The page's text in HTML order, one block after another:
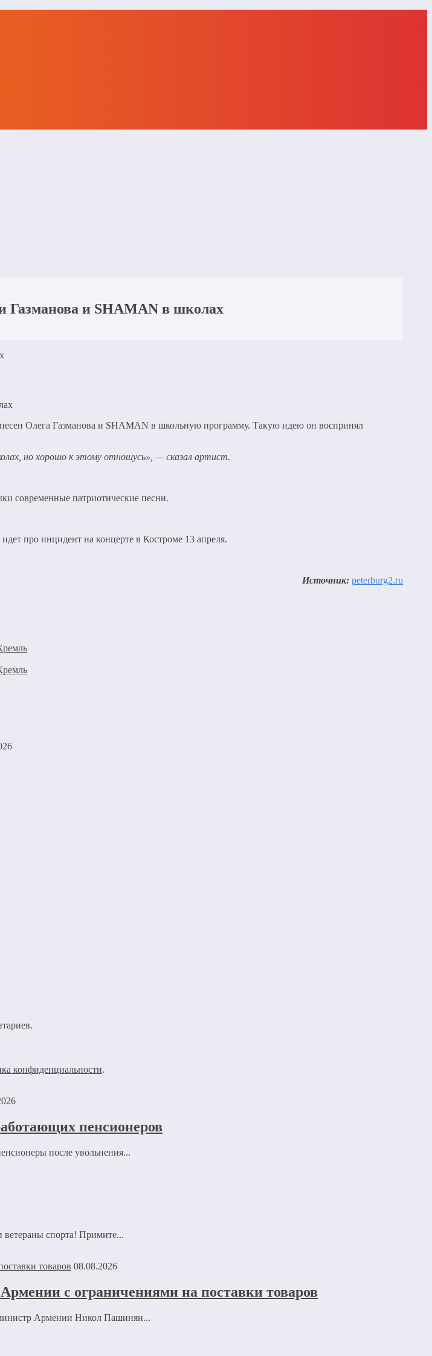
Газманова и SHAMAN в школах
Олега Газманова и SHAMAN в школьную программу. Такую идею он воспринял
но хорошо к этому отношусь», — сказал артист.
современные патриотические песни.
про инцидент на концерте в Костроме 13 апреля.
Источник: peterburg2.ru
конфиденциальности.
пенсионеров
после увольнения...
спорта! Примите...
08.08.2026
с ограничениями на поставки товаров
Армении Никол Пашинян...